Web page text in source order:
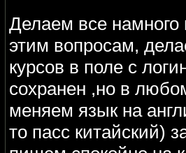
Делаем все
этим вопросам,
курсов в поле с
сохранен ,но в
меняем язык на
то пасс китайский)